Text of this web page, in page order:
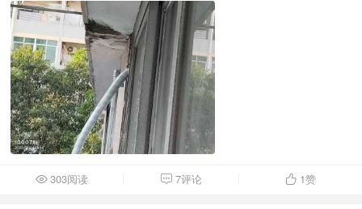
303阅读  7评论  1赞